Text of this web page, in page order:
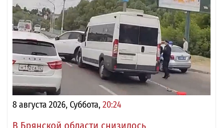
8 августа 2026, Суббота, 20:24
В Брянской области снизилось